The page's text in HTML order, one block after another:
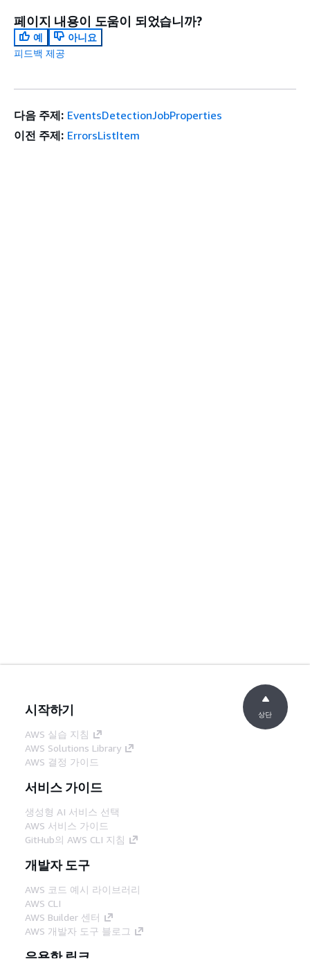
페이지 내용이 도움이 되었습니까?
예
아니요
피드백 제공
다음 주제: EventsDetectionJobProperties
이전 주제: ErrorsListItem
시작하기
AWS 실습 지침
AWS Solutions Library
AWS 결정 가이드
서비스 가이드
생성형 AI 서비스 선택
AWS 서비스 가이드
GitHub의 AWS CLI 지침
개발자 도구
AWS 코드 예시 라이브러리
AWS CLI
AWS Builder 센터
AWS 개발자 도구 블로그
유용한 링크
상단